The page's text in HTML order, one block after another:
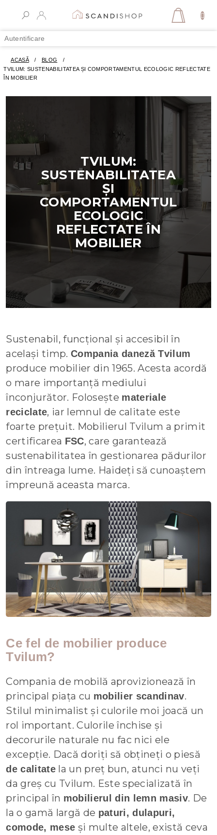
conținut
Autentificare
COŞ
ACASĂ / BLOG
/
TVILUM: SUSTENABILITATEA ȘI COMPORTAMENTUL ECOLOGIC REFLECTATE
ÎN MOBILIER
TVILUM:
SUSTENABILITATEA
ȘI
COMPORTAMENTUL
ECOLOGIC
REFLECTATE ÎN
MOBILIER
Sustenabil, funcțional și accesibil în
același timp. Compania daneză Tvilum
produce mobilier din 1965. Acesta acordă
o mare importanță mediului
înconjurător. Folosește materiale
reciclate, iar lemnul de calitate este
foarte prețuit. Mobilierul Tvilum a primit
certificarea FSC, care garantează
sustenabilitatea în gestionarea pădurilor
din întreaga lume. Haideți să cunoaștem
împreună aceasta marca.
Ce fel de mobilier produce
Tvilum?
Compania de mobilă aprovizionează în
principal piața cu mobilier scandinav.
Stilul minimalist și culorile moi joacă un
rol important. Culorile închise și
decorurile naturale nu fac nici ele
excepție. Dacă doriți să obțineți o piesă
de calitatela un preț bun, atunci nu veți
da greș cu Tvilum. Este specializată în
principal în mobilierul din lemn masiv. De
la o gamă largă de paturi, dulapuri,
comode, mese și multe altele, există ceva